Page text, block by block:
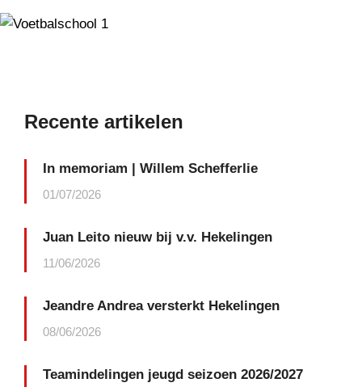
Recente artikelen
In memoriam | Willem Schefferlie
01/07/2026
Juan Leito nieuw bij v.v. Hekelingen
11/06/2026
Jeandre Andrea versterkt Hekelingen
08/06/2026
Teamindelingen jeugd seizoen 2026/2027